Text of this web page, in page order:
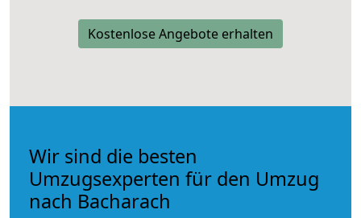
Kostenlose Angebote erhalten
Wir sind die besten
Umzugsexperten für den Umzug
nach Bacharach